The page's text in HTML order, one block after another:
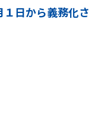
日から義務化さ